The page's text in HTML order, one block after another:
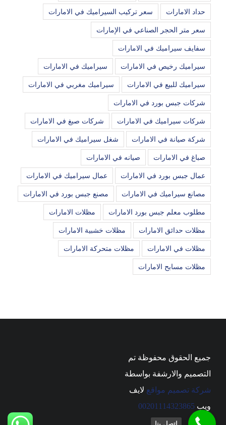
حداد الامارات سعر تركيب السيراميك في الامارات
سعر متر الحجر الصناعي في الإمارات
سفايف سيراميك في الامارات
سيراميك رخيص في الامارات سيراميك في الامارات
سيراميك للبيع في الامارات سيراميك مغربي في الامارات
شركات جبس بورد في الامارات
شركات سيراميك في الامارات شركات صبغ في الامارات
شركة صيانة في الامارات شغل سيراميك في الامارات
صباغ في الامارات صيانه في الامارات
عمال جبس بورد في الامارات عمال سيراميك في الامارات
مصانع سيراميك في الامارات مصنع جبس بورد في الامارات
مطلوب معلم جبس بورد الامارات مظلات الامارات
مظلات حدائق الامارات مظلات خشبية الامارات
مظلات في الامارات مظلات متحركة الامارات
مظلات مسابح الامارات
جميع الحقوق محفوظة تم
التصميم والارشفة بواسطة
شركة تصميم مواقع لايف
ويب 00201114323865